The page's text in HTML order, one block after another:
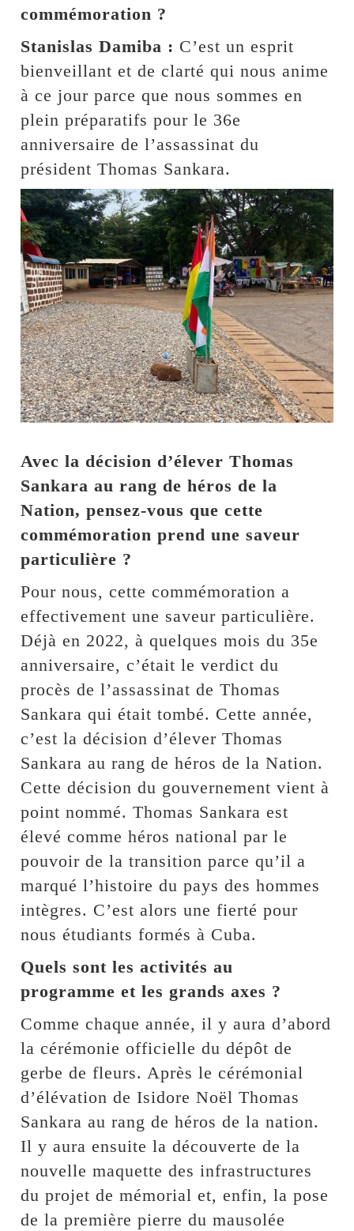
commémoration ?
Stanislas Damiba : C’est un esprit
bienveillant et de clarté qui nous anime
à ce jour parce que nous sommes en
plein préparatifs pour le 36e
anniversaire de l’assassinat du
président Thomas Sankara.
Avec la décision d’élever Thomas
Sankara au rang de héros de la
Nation, pensez-vous que cette
commémoration prend une saveur
particulière ?
Pour nous, cette commémoration a
effectivement une saveur particulière.
Déjà en 2022, à quelques mois du 35e
anniversaire, c’était le verdict du
procès de l’assassinat de Thomas
Sankara qui était tombé. Cette année,
c’est la décision d’élever Thomas
Sankara au rang de héros de la Nation.
Cette décision du gouvernement vient à
point nommé. Thomas Sankara est
élevé comme héros national par le
pouvoir de la transition parce qu’il a
marqué l’histoire du pays des hommes
intègres. C’est alors une fierté pour
nous étudiants formés à Cuba.
Quels sont les activités au
programme et les grands axes ?
Comme chaque année, il y aura d’abord
la cérémonie officielle du dépôt de
gerbe de fleurs. Après le cérémonial
d’élévation de Isidore Noël Thomas
Sankara au rang de héros de la nation.
Il y aura ensuite la découverte de la
nouvelle maquette des infrastructures
du projet de mémorial et, enfin, la pose
de la première pierre du mausolée